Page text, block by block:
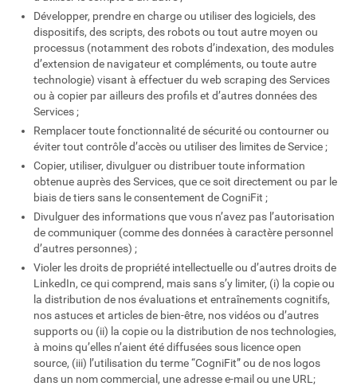
Développer, prendre en charge ou utiliser des logiciels, des
dispositifs, des scripts, des robots ou tout autre moyen ou
processus (notamment des robots d’indexation, des modules
d’extension de navigateur et compléments, ou toute autre
technologie) visant à effectuer du web scraping des Services
ou à copier par ailleurs des profils et d’autres données des
Services ;
Remplacer toute fonctionnalité de sécurité ou contourner ou
éviter tout contrôle d’accès ou utiliser des limites de Service ;
Copier, utiliser, divulguer ou distribuer toute information
obtenue auprès des Services, que ce soit directement ou par le
biais de tiers sans le consentement de CogniFit ;
Divulguer des informations que vous n’avez pas l’autorisation
de communiquer (comme des données à caractère personnel
d’autres personnes) ;
Violer les droits de propriété intellectuelle ou d’autres droits de
LinkedIn, ce qui comprend, mais sans s’y limiter, (i) la copie ou
la distribution de nos évaluations et entraînements cognitifs,
nos astuces et articles de bien-être, nos vidéos ou d’autres
supports ou (ii) la copie ou la distribution de nos technologies,
à moins qu’elles n’aient été diffusées sous licence open
source, (iii) l’utilisation du terme “CogniFit” ou de nos logos
dans un nom commercial, une adresse e-mail ou une URL;